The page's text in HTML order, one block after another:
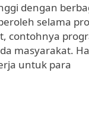
dengan
selama
contohnya
masyarakat.
untuk para